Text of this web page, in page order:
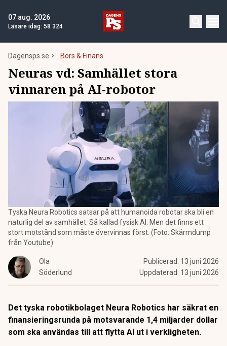
07 aug. 2026
Läsare idag: 58 324
Dagensps.se Börs & Finans
Neuras vd: Samhället stora
vinnaren på AI-robotor
Tyska Neura Robotics satsar på att humanoida robotar ska bli en
naturlig del av samhället. Så kallad fysisk AI. Men det finns ett
stort motstånd som måste övervinnas först. (Foto: Skärmdump
från Youtube)
Ola
Söderlund
Publicerad: 13 juni 2026
Uppdaterad: 13 juni 2026
Det tyska robotikbolaget Neura Robotics har säkrat en
finansieringsrunda på motsvarande 1,4 miljarder dollar
som ska användas till att flytta AI ut i verkligheten.